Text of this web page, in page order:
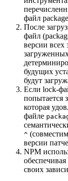
файл
После
файл
версии
будущих
будут
Если lock-
попытается
которая
файле
^
версии
NPM
своих